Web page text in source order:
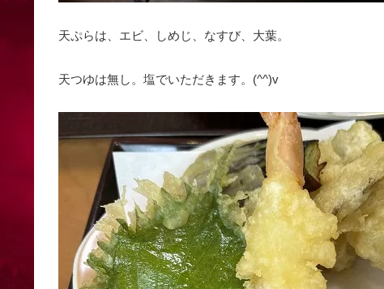
天ぷらは、エビ、しめじ、なすび、大葉。
天つゆは無し。塩でいただきます。(^^)v